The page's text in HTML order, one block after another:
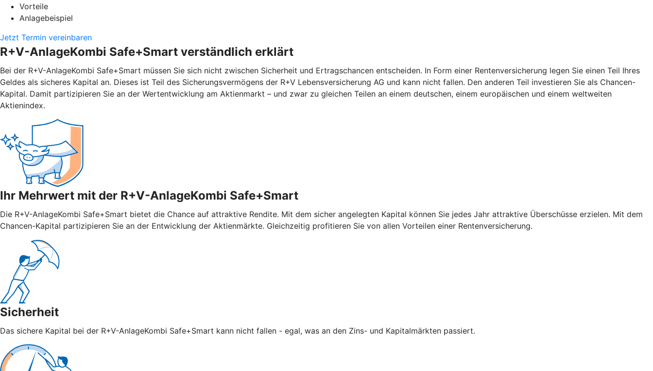
Vorteile
Anlagebeispiel
Jetzt Termin vereinbaren
R+V-AnlageKombi Safe+Smart verständlich erklärt
Bei der R+V-AnlageKombi Safe+Smart müssen Sie sich nicht zwischen Sicherheit und Ertragschancen entscheiden. In Form einer Rentenversicherung legen Sie einen Teil Ihres
Geldes als sicheres Kapital an. Dieses ist Teil des Sicherungsvermögens der R+V Lebensversicherung AG und kann nicht fallen. Den anderen Teil investieren Sie als Chancen-
Kapital. Damit partizipieren Sie an der Wertentwicklung am Aktienmarkt – und zwar zu gleichen Teilen an einem deutschen, einem europäischen und einem weltweiten
Aktienindex.
Ihr Mehrwert mit der R+V-AnlageKombi Safe+Smart
Die R+V-AnlageKombi Safe+Smart bietet die Chance auf attraktive Rendite. Mit dem sicher angelegten Kapital können Sie jedes Jahr attraktive Überschüsse erzielen. Mit dem
Chancen-Kapital partizipieren Sie an der Entwicklung der Aktienmärkte. Gleichzeitig profitieren Sie von allen Vorteilen einer Rentenversicherung.
Sicherheit
Das sichere Kapital bei der R+V-AnlageKombi Safe+Smart kann nicht fallen - egal, was an den Zins- und Kapitalmärkten passiert.